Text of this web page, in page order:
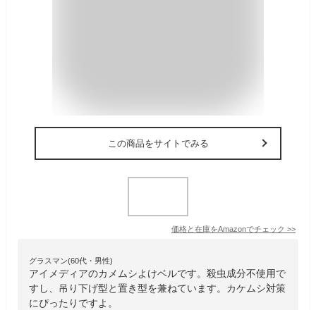
この商品をサイトでみる
価格と在庫をAmazonでチェック >>
グラスマン(60代・男性)
アイメディアのカメムシよけベルです。殺虫成分不使用で
すし、吊り下げ型と置き型を兼ねています。カケムシ対策
にぴったりですよ。